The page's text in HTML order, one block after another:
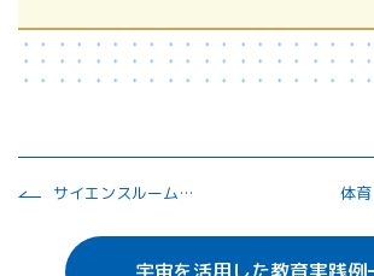
サイエンスルーム 「宇宙への旅立ち」